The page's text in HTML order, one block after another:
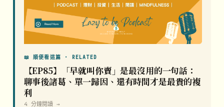
📖 順便看這篇 · RELATED
【EP85】「早就叫你賣」是最沒用的一句話：
聊事後諸葛、單一歸因、還有時間才是最貴的複
利
4 分鐘閱讀 →